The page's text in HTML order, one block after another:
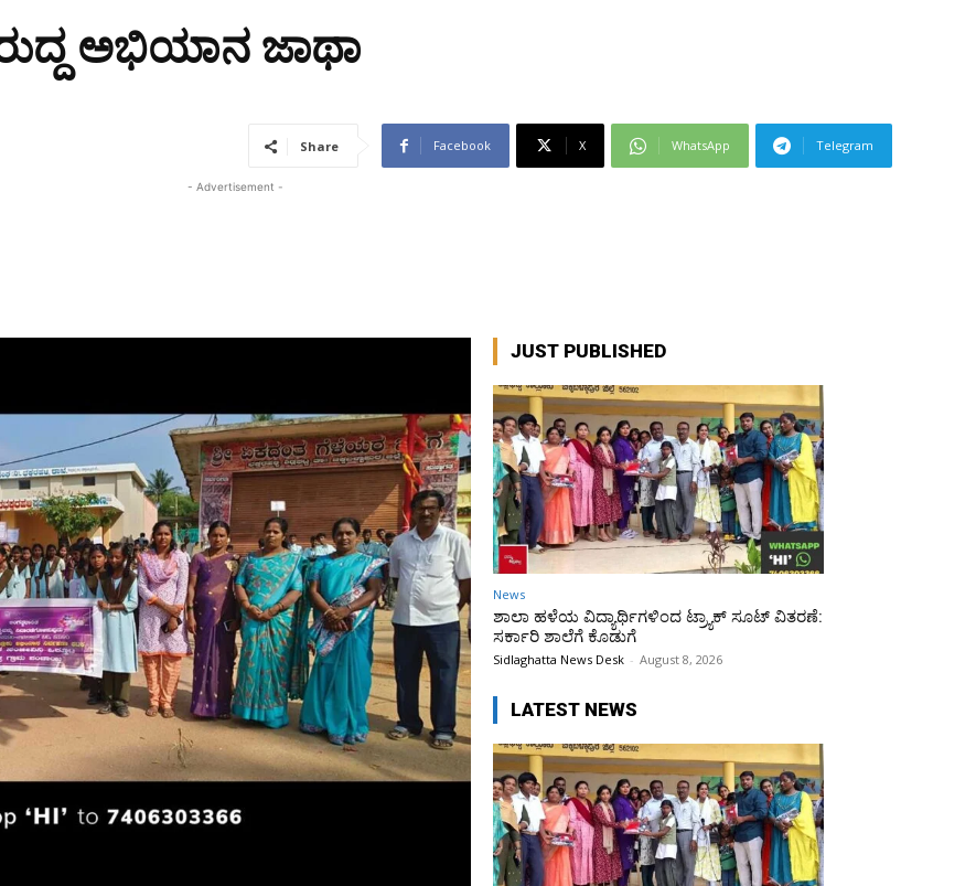
ಅಭಿಯಾನ ಜಾಥಾ
Share Facebook X WhatsApp Telegram
- Advertisement -
JUST PUBLISHED
News
ಶಾಲಾ ಹಳೆಯ ವಿದ್ಯಾರ್ಥಿಗಳಿಂದ ಟ್ರ್ಯಾಕ್‌ ಸೂಟ್ ವಿತರಣೆ:
ಸರ್ಕಾರಿ ಶಾಲೆಗೆ ಕೊಡುಗೆ
Sidlaghatta News Desk - August 8, 2026
LATEST NEWS